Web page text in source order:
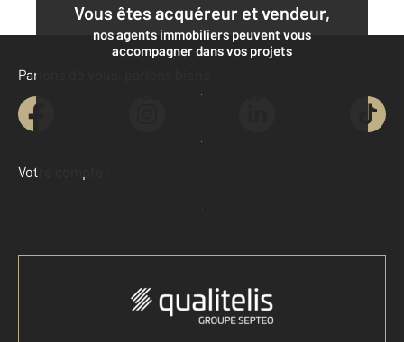
Vous êtes acquéreur et vendeur,
nos agents immobiliers peuvent vous
accompagner dans vos projets
Contacter l'agence
Demander une estimation
Parlons de vous, parlons biens
Votre compte :
Accéder à mon compte